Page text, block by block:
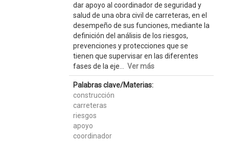
dar apoyo al coordinador de seguridad y
salud de una obra civil de carreteras, en el
desempeño de sus funciones, mediante la
definición del análisis de los riesgos,
prevenciones y protecciones que se
tienen que supervisar en las diferentes
fases de la eje... Ver más
Palabras clave/Materias:
construcción
carreteras
riesgos
apoyo
coordinador